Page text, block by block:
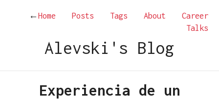
←Home Posts Tags About
Career
Talks
Alevski's Blog
Experiencia de un